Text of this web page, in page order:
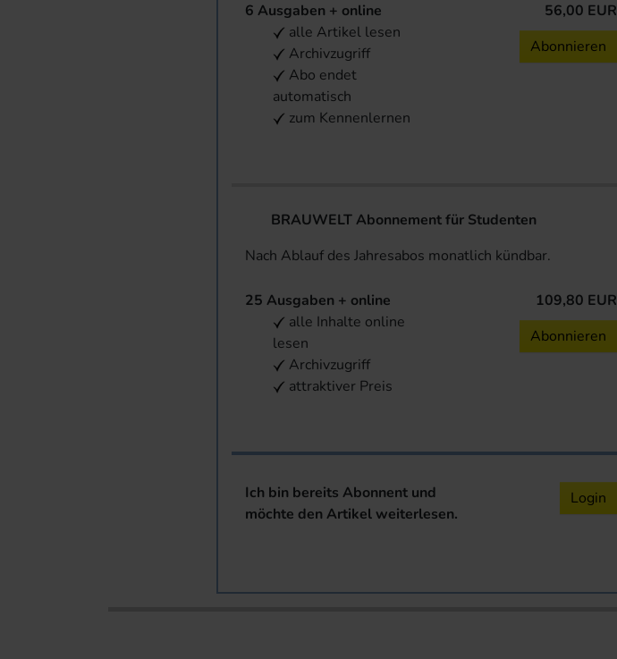
6 Ausgaben + online
alle Artikel lesen
Archivzugriff
Abo endet
automatisch
zum Kennenlernen
56,00 EUR
Abonnieren
BRAUWELT Abonnement für Studenten
Nach Ablauf des Jahresabos monatlich kündbar.
25 Ausgaben + online
alle Inhalte online
lesen
Archivzugriff
attraktiver Preis
109,80 EUR
Abonnieren
Ich bin bereits Abonnent und
möchte den Artikel weiterlesen.
Login